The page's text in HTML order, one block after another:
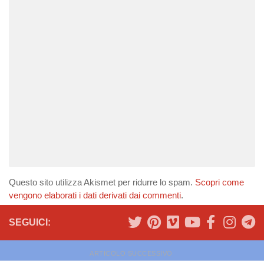
Questo sito utilizza Akismet per ridurre lo spam. Scopri come
vengono elaborati i dati derivati dai commenti.
SEGUICI:
ARTICOLO SUCCESSIVO